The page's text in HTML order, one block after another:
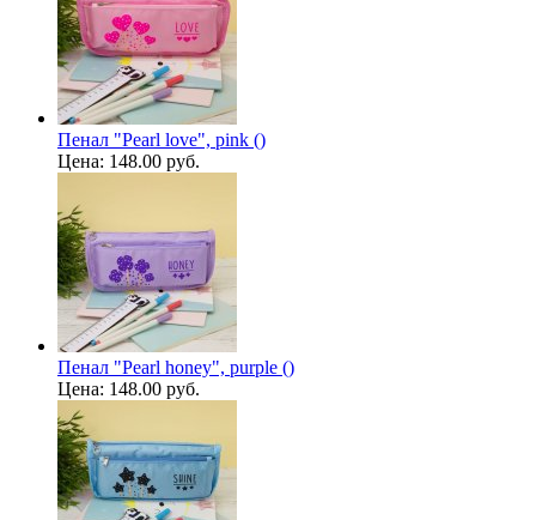
Пенал "Pearl love", pink ()
Цена: 148.00 руб.
Пенал "Pearl honey", purple ()
Цена: 148.00 руб.